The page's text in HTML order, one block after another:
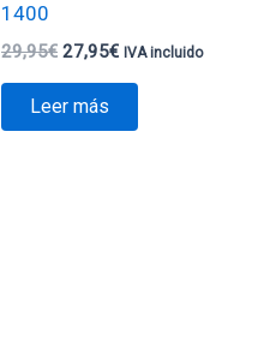
1400
29,95€ 27,95€ IVA incluido
Leer más